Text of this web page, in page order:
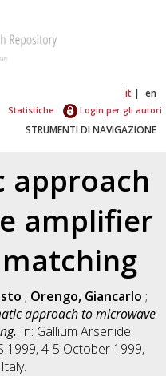
it en
Statistiche Login per gli autori
STRUMENTI DI NAVIGAZIONE
approach
amplifier
; Orengo, Giancarlo ;
approach to microwave
In: Gallium Arsenide
1999, 4-5 October 1999,